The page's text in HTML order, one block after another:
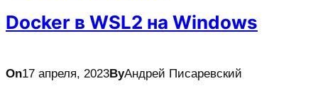
Docker в WSL2 на Windows
On17 апреля, 2023ByАндрей Писаревский